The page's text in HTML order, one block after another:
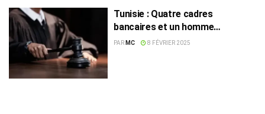
Tunisie : Quatre cadres
bancaires et un homme
d’affaires renvoyés devant la
PAR MC 8 FÉVRIER 2025